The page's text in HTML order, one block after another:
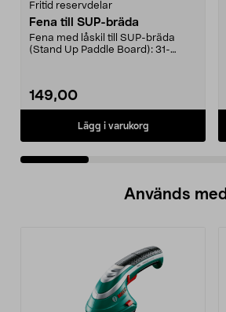
Fritid reservdelar
Fena till SUP-bräda
Fena med låskil till SUP-bräda
(Stand Up Paddle Board): 31-
149,00
Lägg i varukorg
Används med